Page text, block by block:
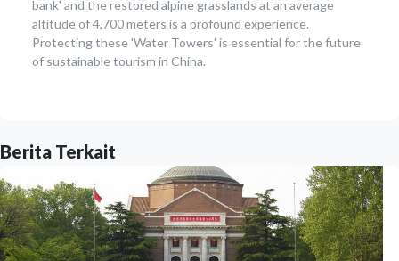
bank' and the restored alpine grasslands at an average
altitude of 4,700 meters is a profound experience.
Protecting these 'Water Towers' is essential for the future
of sustainable tourism in China.
Berita Terkait